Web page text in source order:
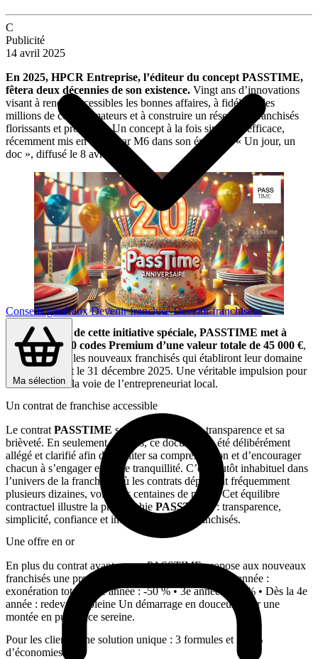
Conseils générauxDevenir franchiséDevenir franchiseur
Ma sélection
C
Publicité
14 avril 2025
En 2025, HPCR Entreprise, l’éditeur du concept PASSTIME,
fêtera deux décennies de son existence. Vingt ans d’innovations
visant à rendre accessibles les bonnes affaires, à fidéliser des
millions de consommateurs et à construire un réseau de franchisés
florissants et prospères. Un concept à la fois simple et efficace,
récemment mis en avant par M6 dans son émission « Un jour, un
doc », diffusé le 8 avril.
Dans le cadre de cette initiative spéciale, PASSTIME met à
disposition 500 codes Premium d’une valeur totale de 45 000 €,
destinés à tous les nouveaux franchisés qui établiront leur domaine
d’activité avant le 31 décembre 2025. Une véritable impulsion pour
démarrer dans la voie de l’entrepreneuriat local.
Un contrat de franchise accessible
Le contrat PASSTIME se caractérise par sa transparence et sa
brièveté. En seulement 8 pages, ce document a été délibérément
allégé et clarifié afin de faciliter sa compréhension et d’encourager
chacun à s’engager en toute tranquillité. C’est plutôt inhabituel dans
l’univers de la franchise, où les contrats dépassent fréquemment
plusieurs dizaines, voire des centaines de pages. Cet équilibre
contractuel illustre la philosophie PASSTIME : transparence,
simplicité, confiance et indépendance des franchisés.
Une offre en or
En plus du contrat avantageux, PASSTIME propose aux nouveaux
franchisés une progressivité des redevances : • 1ère année :
exonération totale • 2e année : -50 % • 3e année : -25 % • Dès la 4e
année : redevance pleine Un démarrage en douceur, pour une
montée en puissance sereine.
Pour les clients, une solution unique : 3 formules et 100%
d’économies